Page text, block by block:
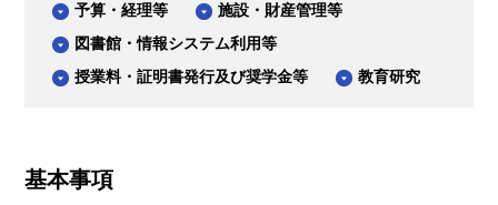
予算・経理等
施設・財産管理等
図書館・情報システム利用等
授業料・証明書発行及び奨学金等
教育研究
基本事項